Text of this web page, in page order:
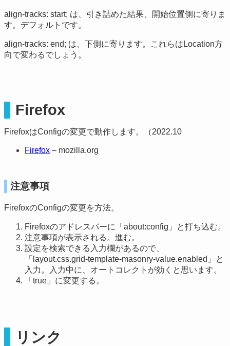
align-tracks: start; は、引き詰めた結果、開始位置側に寄りま
す。デフォルトです。
align-tracks: end; は、下側に寄ります。これらはLocation方
向で変わるでしょう。
Firefox
FirefoxはConfigの変更で動作します。（2022.10
Firefox – mozilla.org
注意事項
FirefoxのConfigの変更を方法。
Firefoxのアドレスバーに「about:config」と打ち込む。
注意事項が表示される。進む。
設定を検索できる入力欄があるので、
「layout.css.grid-template-masonry-value.enabled」と
入力。入力中に、オートコレクトが効くと思います。
「true」に変更する。
リンク